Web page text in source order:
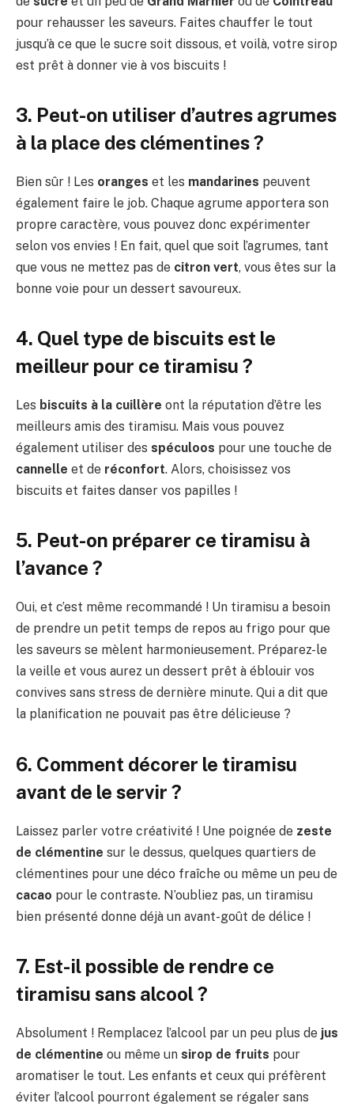
pour rehausser les saveurs. Faites chauffer le tout
jusqu’à ce que le sucre soit dissous, et voilà, votre sirop
est prêt à donner vie à vos biscuits !
3. Peut-on utiliser d’autres agrumes
à la place des clémentines ?
Bien sûr ! Les oranges et les mandarines peuvent
également faire le job. Chaque agrume apportera son
propre caractère, vous pouvez donc expérimenter
selon vos envies ! En fait, quel que soit l’agrumes, tant
que vous ne mettez pas de citron vert, vous êtes sur la
bonne voie pour un dessert savoureux.
4. Quel type de biscuits est le
meilleur pour ce tiramisu ?
Les biscuits à la cuillère ont la réputation d’être les
meilleurs amis des tiramisu. Mais vous pouvez
également utiliser des spéculoos pour une touche de
cannelle et de réconfort. Alors, choisissez vos
biscuits et faites danser vos papilles !
5. Peut-on préparer ce tiramisu à
l’avance ?
Oui, et c’est même recommandé ! Un tiramisu a besoin
de prendre un petit temps de repos au frigo pour que
les saveurs se mèlent harmonieusement. Préparez-le
la veille et vous aurez un dessert prêt à éblouir vos
convives sans stress de dernière minute. Qui a dit que
la planification ne pouvait pas être délicieuse ?
6. Comment décorer le tiramisu
avant de le servir ?
Laissez parler votre créativité ! Une poignée de zeste
de clémentine sur le dessus, quelques quartiers de
clémentines pour une déco fraîche ou même un peu de
cacao pour le contraste. N’oubliez pas, un tiramisu
bien présenté donne déjà un avant-goût de délice !
7. Est-il possible de rendre ce
tiramisu sans alcool ?
Absolument ! Remplacez l’alcool par un peu plus de jus
de clémentine ou même un sirop de fruits pour
aromatiser le tout. Les enfants et ceux qui préfèrent
éviter l’alcool pourront également se régaler sans